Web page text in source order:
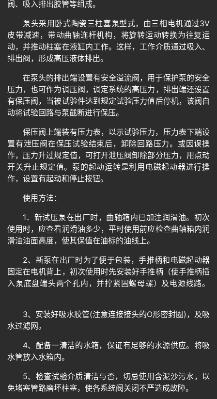
阀、吸入排出胶管等组成。
泵头采用卧式陶瓷三柱塞泵型式，由三相电机通过3V
皮带减速，带动曲轴连杆机构，将旋转运动转换为往复运
动，并推动柱塞在液缸内工作。这样，工作介质通过吸入、
排出阀，形成高压液体排出。
在泵头的排出端设置有安全溢流阀，用于保护泵的安全
压力，也可作为调压阀，调定系统的高压力，排出端还设置
有保压阀，当被试验件达到规定试验压力值后停机，该阀自
动将试验回路与泵截断进行保压。
保压阀上端装有压力表，以示试验压力，压力表下端设
置有泄压阀在保压试验结束后，卸除回路压力。或因误操
作，压力升过规定值，可打开泄压阀卸除部分压力，用点动
开关升止规定值。泵的起动运转是利用电磁起动器进行操
作，设置有起动和停止按钮。
使用方法：
1．新试压泵在出厂时，曲轴箱内已加注润滑油。初次
使用时，应查看润滑油多少，平时使用前应检查曲轴箱内润
滑油油面高度，使其保值在油标的油线上。
2、新泵在出厂时为了便于包装，手推柄和电磁起动器
固定在电机背上，初次使用时先安装好手推柄（使手推柄插
入泵底盘端头两个孔内，并拧紧固螺母螺）及电源线路。
3、安装好吸水胶管(注意连接接头的O形密封圈)，及吸
水过滤网。
4、配备一清洁的水箱，保证有足够的水源供应。将吸
水管放入水箱内。
5、检查试验介质清洁与否，切忌使用含泥沙污水，以
免堵塞管路磨坏柱塞，使各系统阀关闭不严造成故障。